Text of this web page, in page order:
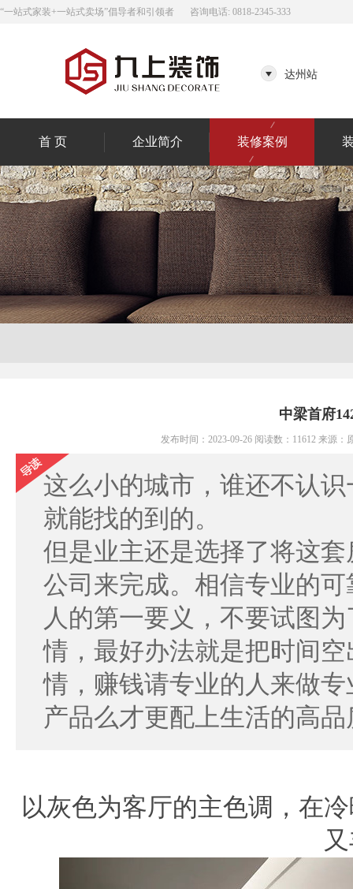
“一站式家装+一站式卖场”倡导者和引领者 咨询电话: 0818-2345-333
达州站
首 页 企业简介 装修案例
中梁首府
发布时间：2023-09-26 阅读数：11612 来源
这么小的城市，谁还不认
就能找的到的。
但是业主还是选择了将这
公司来完成。相信专业的
人的第一要义，不要试图
情，最好办法就是把时间
情，赚钱请专业的人来做
产品么才更配上生活的高品
以灰色为客厅的主色调，在